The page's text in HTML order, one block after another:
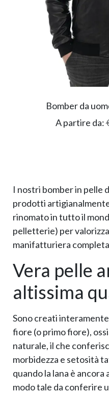
Bomber da
A partire da:
I nostri bomber in pelle
prodotti
rinomato in tutto il
pelletterie) per
manifatturiera
Vera pelle
altissima
Sono creati
fiore (o primo fiore),
naturale, il che
morbidezza e setosità
quando la lana è
modo tale da conferire